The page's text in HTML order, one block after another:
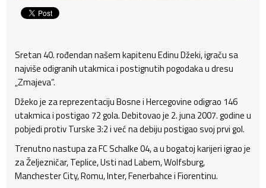
Sretan 40. rođendan našem kapitenu Edinu Džeki, igraču sa
najviše odigranih utakmica i postignutih pogodaka u dresu
„Zmajeva“.
Džeko je za reprezentaciju Bosne i Hercegovine odigrao 146
utakmica i postigao 72 gola. Debitovao je 2. juna 2007. godine u
pobjedi protiv Turske 3:2 i već na debiju postigao svoj prvi gol.
Trenutno nastupa za FC Schalke 04, a u bogatoj karijeri igrao je
za Željezničar, Teplice, Usti nad Labem, Wolfsburg,
Manchester City, Romu, Inter, Fenerbahce i Fiorentinu.